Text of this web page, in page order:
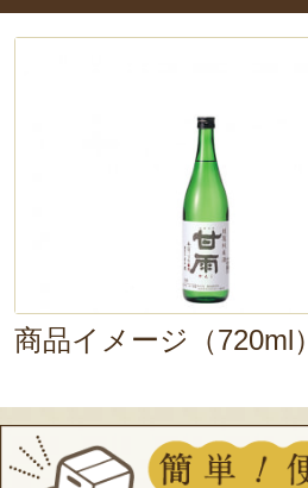
商品イメージ（720ml）